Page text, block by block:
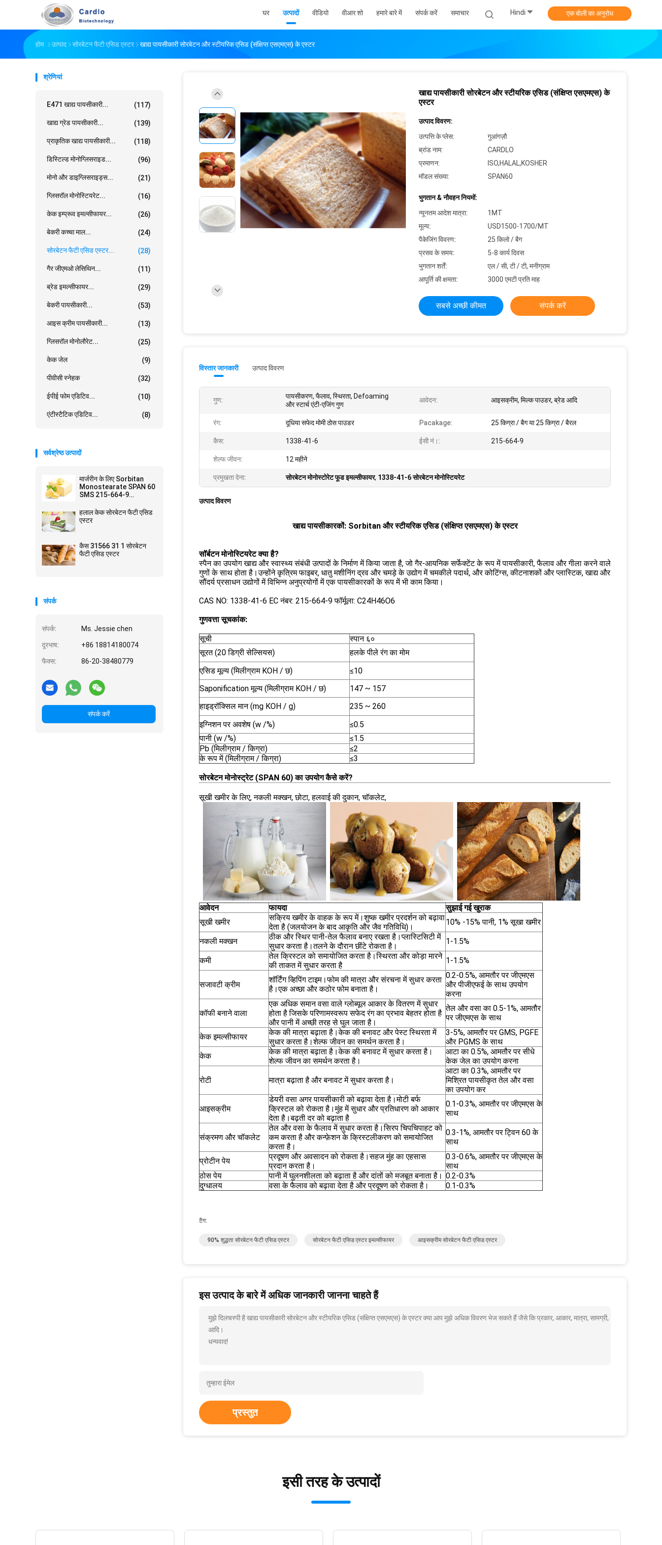
घर उत्पादों वीडियो वीआर शो हमारे बारे में संपर्क करें समाचार Hindi एक बोली का अनुरोध
होम उत्पाद सोरबेटन फैटी एसिड एस्टर खाद्य पायसीकारी सोरबेटन और स्टीयरिक एसिड (संक्षिप्त एसएमएस) के एस्टर
श्रेणियां
E471 खाद्य पायसीकारी... (117)
खाद्य ग्रेड पायसीकारी... (139)
प्राकृतिक खाद्य पायसीकारी... (118)
डिस्टिल्ड मोनोग्लिसराइड... (96)
मोनो और डाइग्लिसराइड्स... (21)
ग्लिसरॉल मोनोस्टियरेट... (16)
केक इम्प्रूव इमल्सीफायर... (26)
बेकरी कच्चा माल... (24)
सोरबेटन फैटी एसिड एस्टर... (28)
गैर जीएमओ लेसिथिन... (11)
ब्रेड इमल्सीफायर... (29)
बेकरी पायसीकारी... (53)
आइस क्रीम पायसीकारी... (13)
ग्लिसरॉल मोनोलौरेट... (25)
केक जेल (9)
पीवीसी स्नेहक (32)
ईपीई फोम एडिटिव... (10)
एंटीस्टैटिक एडिटिव... (8)
सर्वश्रेष्ठ उत्पादों
मार्जरीन के लिए Sorbitan
Monostearate SPAN 60
SMS 215-664-9
हलाल केक सोरबेटन फैटी एसिड
एस्टर
कैस 31566 31 1 सोरबेटन
फैटी एसिड एस्टर
संपर्क
संपर्क: Ms. Jessie chen
दूरभाष: +86 18814180074
फैक्स: 86-20-38480779
संपर्क करें
खाद्य पायसीकारी सोरबेटन और स्टीयरिक एसिड (संक्षिप्त एसएमएस) के
एस्टर
उत्पाद विवरण:
उत्पत्ति के प्लेस:
गुआंगज़ौ
ब्रांड नाम:
CARDLO
प्रमाणन:
ISO,HALAL,KOSHER
मॉडल संख्या:
SPAN60
भुगतान & नौवहन नियमों:
न्यूनतम आदेश मात्रा:
1MT
मूल्य:
USD1500-1700/MT
पैकेजिंग विवरण:
25 किलो / बैग
प्रसव के समय:
5-8 कार्य दिवस
भुगतान शर्तें:
एल / सी, टी / टी, मनीग्राम
आपूर्ति की क्षमता:
3000 एमटी प्रति माह
सबसे अच्छी कीमत संपर्क करें
विस्तार जानकारी उत्पाद विवरण
गुण:
पायसीकरण, फैलाव, स्थिरता, Defoaming
और स्टार्च एंटी-एजिंग गुण
आवेदन: आइसक्रीम, मिल्क पाउडर, ब्रेड आदि
रंग: दूधिया सफेद मोमी ठोस पाउडर Pacakage: 25 किग्रा / बैग या 25 किग्रा / बैरल
कैस: 1338-41-6 ईसी नं।: 215-664-9
शेल्फ जीवन: 12 महीने
प्रमुखता देना: सोरबेटन मोनोस्टोरेट फूड इमल्सीफायर, 1338-41-6 सोरबेटन मोनोस्टियरेट
उत्पाद विवरण
खाद्य पायसीकारकों: Sorbitan और स्टीयरिक एसिड (संक्षिप्त एसएमएस) के एस्टर
सॉर्बटन मोनोस्टियरेट क्या है?
स्पैन का उपयोग खाद्य और स्वास्थ्य संबंधी उत्पादों के निर्माण में किया जाता है, जो गैर-आयनिक सर्फेक्टेंट के रूप में पायसीकारी, फैलाव और गीला करने वाले
गुणों के साथ होता है।उन्होंने कृत्रिम फाइबर, धातु मशीनिंग द्रव और चमड़े के उद्योग में चमकीले पदार्थ, और कोटिंग्स, कीटनाशकों और प्लास्टिक, खाद्य और
सौंदर्य प्रसाधन उद्योगों में विभिन्न अनुप्रयोगों में एक पायसीकारकों के रूप में भी काम किया।
CAS NO: 1338-41-6 EC नंबर: 215-664-9 फॉर्मूला: C24H46O6
गुणवत्ता सूचकांक:
सूची
स्पान ६०
सूरत (20 डिग्री सेल्सियस)
हलके पीले रंग का मोम
एसिड मूल्य (मिलीग्राम KOH / छ)
≤10
Saponification मूल्य (मिलीग्राम KOH / छ)
147 ~ 157
हाइड्रॉक्सिल मान (mg KOH / g)
235 ~ 260
इग्निशन पर अवशेष (w /%)
≤0.5
पानी (w /%)
≤1.5
Pb (मिलीग्राम / किग्रा)
≤2
के रूप में (मिलीग्राम / किग्रा)
≤3
सोरबेटन मोनोस्ट्रेट (SPAN 60) का उपयोग कैसे करें?
सूखी खमीर के लिए, नकली मक्खन, छोटा, हलवाई की दुकान, चॉकलेट,
आवेदन फायदा
सुझाई गई खुराक
सूखी खमीर
सक्रिय खमीर के वाहक के रूप में।शुष्क खमीर प्रदर्शन को बढ़ावा
देता है (जलयोजन के बाद आकृति और जैव गतिविधि)।
10% -15% पानी, 1% सूखा खमीर
नकली मक्खन
ठीक और स्थिर पानी-तेल फैलाव बनाए रखता है।प्लास्टिसिटी में
सुधार करता है।तलने के दौरान छींटे रोकता है।
1-1.5%
कमी
तेल क्रिस्टल को समायोजित करता है।स्थिरता और कोड़ा मारने
की ताकत में सुधार करता है
1-1.5%
सजावटी क्रीम
शॉर्टिंग व्हिपिंग टाइम।फोम की मात्रा और संरचना में सुधार करता
है।एक अच्छा और कठोर फोम बनाता है।
0.2-0.5%, आमतौर पर जीएमएस
और पीजीएफई के साथ उपयोग
करना
कॉफी बनाने वाला
एक अधिक समान वसा वाले ग्लोब्यूल आकार के वितरण में सुधार
होता है जिसके परिणामस्वरूप सफेद रंग का प्रभाव बेहतर होता है
और पानी में अच्छी तरह से घुल जाता है।
तेल और वसा का 0.5-1%, आमतौर
पर जीएमएस के साथ
केक इमल्सीफायर
केक की मात्रा बढ़ाता है।केक की बनावट और पेस्ट स्थिरता में
सुधार करता है।शेल्फ जीवन का समर्थन करता है।
3-5%, आमतौर पर GMS, PGFE
और PGMS के साथ
केक
केक की मात्रा बढ़ाता है।केक की बनावट में सुधार करता है।
शेल्फ जीवन का समर्थन करता है।
आटा का 0.5%, आमतौर पर सीधे
केक जेल का उपयोग करना
रोटी मात्रा बढ़ाता है और बनावट में सुधार करता है।
आटा का 0.3%, आमतौर पर
मिश्रित पायसीकृत तेल और वसा
का उपयोग कर
आइसक्रीम
डेयरी वसा अगर पायसीकारी को बढ़ावा देता है।मोटी बर्फ
क्रिस्टल को रोकता है।मुंह में सुधार और प्रतिधारण को आकार
देता है।बढ़ती दर को बढ़ाता है
0.1-0.3%, आमतौर पर जीएमएस के
साथ
संक्रमण और चॉकलेट
तेल और वसा के फैलाव में सुधार करता है।सिरप चिपचिपाहट को
कम करता है और कन्फ़ेशन के क्रिस्टलीकरण को समायोजित
करता है।
0.3-1%, आमतौर पर ट्विन 60 के
साथ
प्रोटीन पेय
प्रदूषण और अवसादन को रोकता है।सहज मुंह का एहसास
प्रदान करता है।
0.3-0.6%, आमतौर पर जीएमएस के
साथ
ठोस पेय
पानी में घुलनशीलता को बढ़ाता है और दांतों को मजबूत बनाता है। 0.2-0.3%
दुग्धालय
वसा के फैलाव को बढ़ावा देता है और प्रदूषण को रोकता है। 0.1-0.3%
टैग:
90% शुद्धता सोरबेटन फैटी एसिड एस्टर सोरबेटन फैटी एसिड एस्टर इमल्सीफायर आइसक्रीम सोरबेटन फैटी एसिड एस्टर
इस उत्पाद के बारे में अधिक जानकारी जानना चाहते हैं
मुझे दिलचस्पी है खाद्य पायसीकारी सोरबेटन और स्टीयरिक एसिड (संक्षिप्त एसएमएस) के एस्टर क्या आप मुझे अधिक विवरण भेज सकते हैं जैसे कि प्रकार, आकार, मात्रा, सामग्री,
आदि।
धन्यवाद!
प्रस्तुत
इसी तरह के उत्पादों